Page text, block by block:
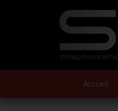
Accueil